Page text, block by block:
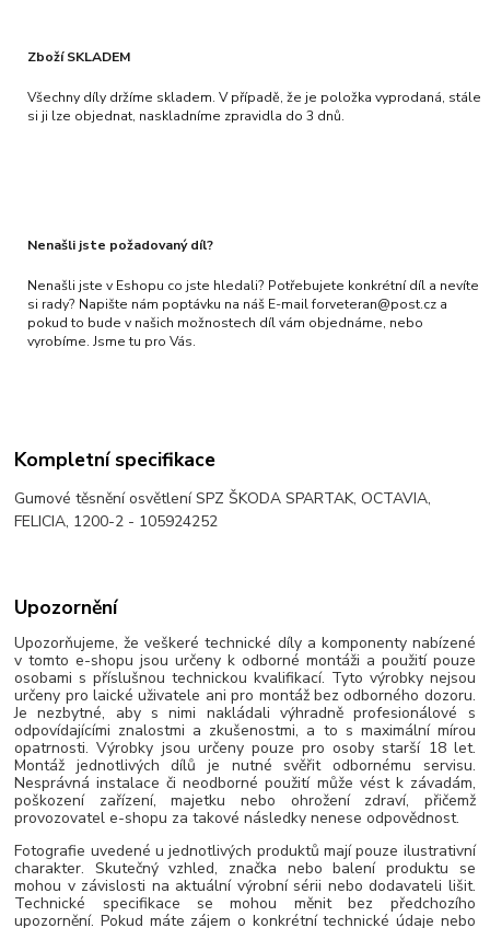
Zboží SKLADEM
Všechny díly držíme skladem. V případě, že je položka vyprodaná, stále
si ji lze objednat, naskladníme zpravidla do 3 dnů.
Nenašli jste požadovaný díl?
Nenašli jste v Eshopu co jste hledali? Potřebujete konkrétní díl a nevíte
si rady? Napište nám poptávku na náš E-mail forveteran@post.cz a
pokud to bude v našich možnostech díl vám objednáme, nebo
vyrobíme. Jsme tu pro Vás.
Kompletní specifikace
Gumové těsnění osvětlení SPZ ŠKODA SPARTAK, OCTAVIA,
FELICIA, 1200-2 - 105924252
Upozornění
Upozorňujeme, že veškeré technické díly a komponenty nabízené
v tomto e-shopu jsou určeny k odborné montáži a použití pouze
osobami s příslušnou technickou kvalifikací. Tyto výrobky nejsou
určeny pro laické uživatele ani pro montáž bez odborného dozoru.
Je nezbytné, aby s nimi nakládali výhradně profesionálové s
odpovídajícími znalostmi a zkušenostmi, a to s maximální mírou
opatrnosti. Výrobky jsou určeny pouze pro osoby starší 18 let.
Montáž jednotlivých dílů je nutné svěřit odbornému servisu.
Nesprávná instalace či neodborné použití může vést k závadám,
poškození zařízení, majetku nebo ohrožení zdraví, přičemž
provozovatel e-shopu za takové následky nenese odpovědnost.
Fotografie uvedené u jednotlivých produktů mají pouze ilustrativní
charakter. Skutečný vzhled, značka nebo balení produktu se
mohou v závislosti na aktuální výrobní sérii nebo dodavateli lišit.
Technické specifikace se mohou měnit bez předchozího
upozornění. Pokud máte zájem o konkrétní technické údaje nebo